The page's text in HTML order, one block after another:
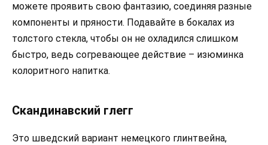
можете проявить свою фантазию, соединяя разные
компоненты и пряности. Подавайте в бокалах из
толстого стекла, чтобы он не охладился слишком
быстро, ведь согревающее действие – изюминка
колоритного напитка.
Скандинавский глегг
Это шведский вариант немецкого глинтвейна,